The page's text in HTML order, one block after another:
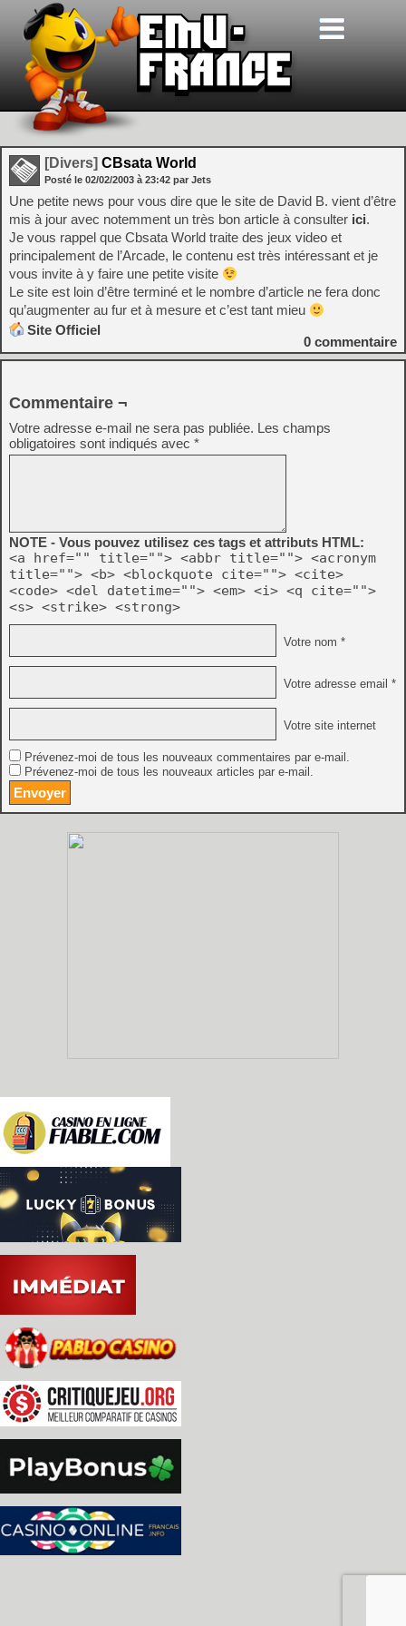
[Divers] CBsata World
Posté le 02/02/2003 à 23:42 par Jets
Une petite news pour vous dire que le site de David B. vient d’être
mis à jour avec notemment un très bon article à consulter ici.
Je vous rappel que Cbsata World traite des jeux video et
principalement de l’Arcade, le contenu est très intéressant et je
vous invite à y faire une petite visite
Le site est loin d’être terminé et le nombre d’article ne fera donc
qu’augmenter au fur et à mesure et c’est tant mieu
Site Officiel
0 commentaire
Commentaire ¬
Votre adresse e-mail ne sera pas publiée. Les champs
obligatoires sont indiqués avec *
NOTE - Vous pouvez utilisez ces tags et attributs HTML:
<a href="" title=""> <abbr title=""> <acronym
title=""> <b> <blockquote cite=""> <cite>
<code> <del datetime=""> <em> <i> <q cite="">
<s> <strike> <strong>
Votre nom *
Votre adresse email *
Votre site internet
Prévenez-moi de tous les nouveaux commentaires par e-mail.
Prévenez-moi de tous les nouveaux articles par e-mail.